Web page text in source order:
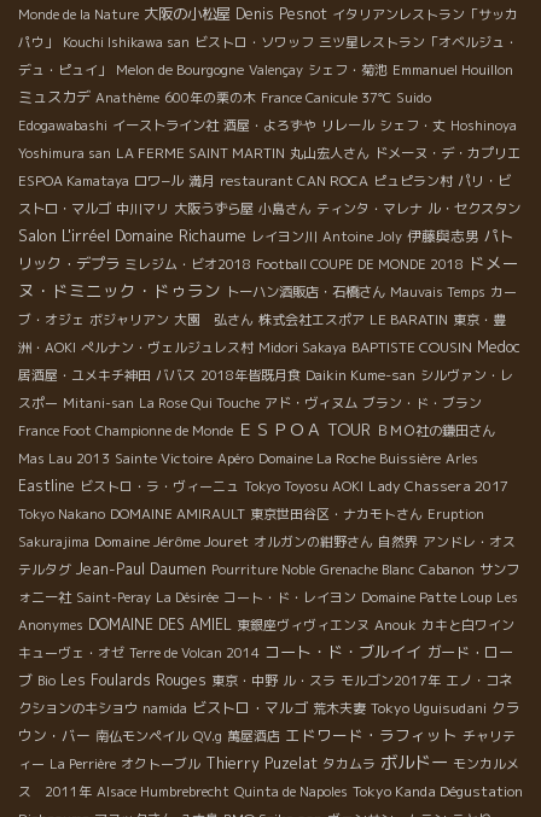
Monde de la Nature 大阪の小松屋 Denis Pesnot イタリアンレストラン「サッカ
パウ」
Kouchi Ishikawa san ビストロ・ソワッフ 三ツ星レストラン「オベルジュ・
デュ・ピュイ」
Melon de Bourgogne Valençay シェフ・菊池 Emmanuel Houillon
ミュスカデ Anathème 600年の栗の木 France Canicule 37℃ Suido
Edogawabashi イーストライン社 酒屋・よろずや リレール シェフ・丈 Hoshinoya
Yoshimura san LA FERME SAINT MARTIN 丸山宏人さん ドメーヌ・デ・カプリエ
ESPOA Kamataya ロワ−ル 満月 restaurant CAN ROCA ピュピラン村 パリ・ビ
ストロ・マルゴ 中川マリ 大阪うずら屋 小島さん ティンタ・マレナ ル・セクスタン
Salon L'irréel Domaine Richaume レイヨン川 Antoine Joly 伊藤與志男 パト
リック・デプラ ミレジム・ビオ2018 Football COUPE DE MONDE 2018 ドメー
ヌ・ドミニック・ドゥラン トーハン酒販店・石橋さん Mauvais Temps カー
ブ・オジェ ボジャリアン 大園 弘さん 株式会社エスポア LE BARATIN 東京・豊
洲・AOKI ぺルナン・ヴェルジュレス村 Midori Sakaya BAPTISTE COUSIN Medoc
居酒屋・ユメキチ神田 ババス 2018年皆既月食 Daikin Kume-san シルヴァン・レ
スポー Mitani-san La Rose Qui Touche アド・ヴィヌム ブラン・ド・ブラン
France Foot Championne de Monde ＥＳＰＯＡ TOUR ＢＭＯ社の鎌田さん
Mas Lau 2013 Sainte Victoire Apéro Domaine La Roche Buissière Arles
Eastline ビストロ・ラ・ヴィーニュ Tokyo Toyosu AOKI Lady Chassera 2017
Tokyo Nakano DOMAINE AMIRAULT 東京世田谷区・ナカモトさん Eruption
Sakurajima Domaine Jérôme Jouret オルガンの紺野さん 自然界 アンドレ・オス
テルタグ Jean-Paul Daumen Pourriture Noble Grenache Blanc Cabanon サンフ
ォニー社 Saint-Peray La Désirée コート・ド・レイヨン Domaine Patte Loup Les
Anonymes DOMAINE DES AMIEL 東銀座ヴィヴィエンヌ Anouk カキと白ワイン
キューヴェ・オゼ Terre de Volcan 2014 コート・ド・ブルイイ ガード・ロー
ブ Bio Les Foulards Rouges 東京・中野 ル・スラ モルゴン2017年 エノ・コネ
クションのキショウ namida ビストロ・マルゴ 荒木夫妻 Tokyo Uguisudani クラ
ウン・バー 南仏モンペイル QV.g 萬屋酒店 エドワード・ラフィット チャリテ
ィー La Perrière オクトーブル Thierry Puzelat タカムラ ボルドー モンカルメ
ス 2011年 Alsace Humbrebrecht Quinta de Napoles Tokyo Kanda Dégustation